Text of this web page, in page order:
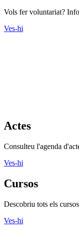
Vols fer voluntariat?
Ves-hi
Actes
Consulteu l'agenda
Ves-hi
Cursos
Descobriu tots els
Ves-hi